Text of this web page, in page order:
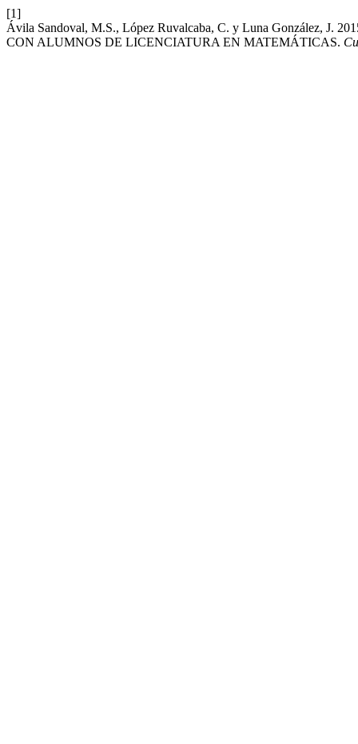
[1]
Ávila Sandoval, M.S., López Ruvalcaba, C. y Luna González,
CON ALUMNOS DE LICENCIATURA EN MATEMÁTICAS.